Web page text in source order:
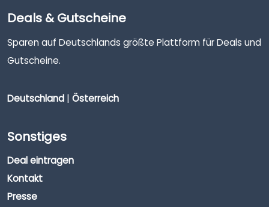
Deals & Gutscheine
Sparen auf Deutschlands größte Plattform für Deals und
Gutscheine.
Deutschland | Österreich
Sonstiges
Deal eintragen
Kontakt
Presse